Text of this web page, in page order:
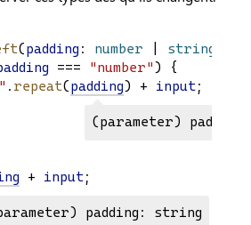
(padding : number string
=== "number" ) {
. repeat(padding) + input;
(parameter) padding:
+ input;
padding: string